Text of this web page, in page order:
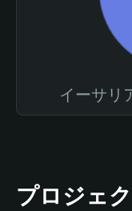
イーサリ
プロジェ